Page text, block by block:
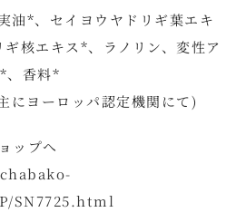
油*、セイヨウヤドリギ葉エキ
核エキス*、ラノリン、変性ア
、香料*
にヨーロッパ認定機関にて)
ップへ
SN7725.html